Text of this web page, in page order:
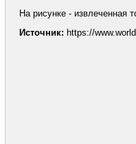
На рисунке - извлеченная
Источник: https://